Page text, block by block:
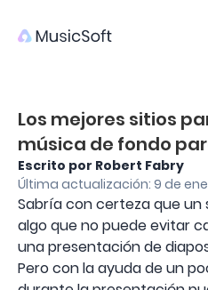
Los mejores sitios
música de fondo
Escrito por Robert Fabry
Última actualización: 9 de
Sabría con certeza que un
algo que no puede evitar
una presentación de
Pero con la ayuda de un